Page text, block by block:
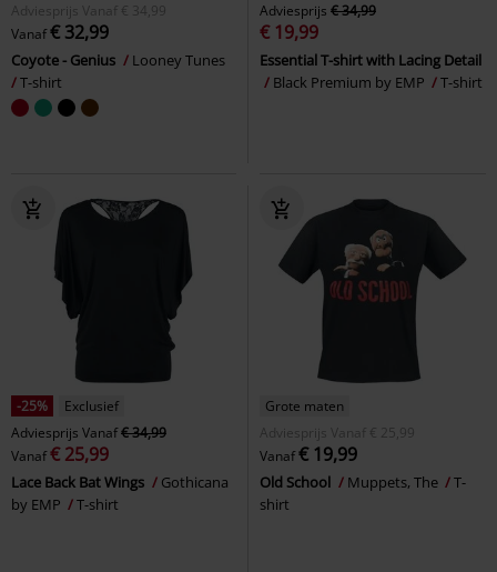
Adviesprijs
Vanaf € 34,99
Vanaf€ 32,99
Coyote - Genius
Looney Tunes
T-shirt
Adviesprijs € 34,99
€ 19,99
Essential T-shirt with Lacing Detail
Black Premium by EMP
T-shirt
-25%
Exclusief
Adviesprijs Vanaf€ 34,99
Vanaf€ 25,99
Lace Back Bat Wings
Gothicana
by EMP
T-shirt
Grote maten
Adviesprijs
Vanaf € 25,99
Vanaf€ 19,99
Old School Muppets, The
T-
shirt